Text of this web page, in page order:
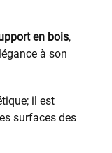
en bois,
à son
il est
surfaces des